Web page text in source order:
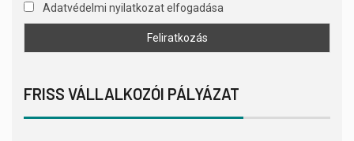
Adatvédelmi nyilatkozat elfogadása
FRISS VÁLLALKOZÓI PÁLYÁZAT